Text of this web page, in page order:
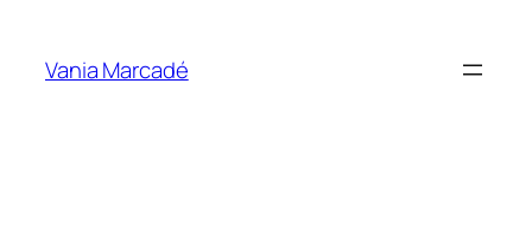
contenu
Vania Marcadé